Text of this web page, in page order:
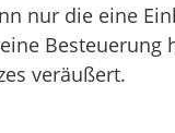
nur die eine
veräußert.